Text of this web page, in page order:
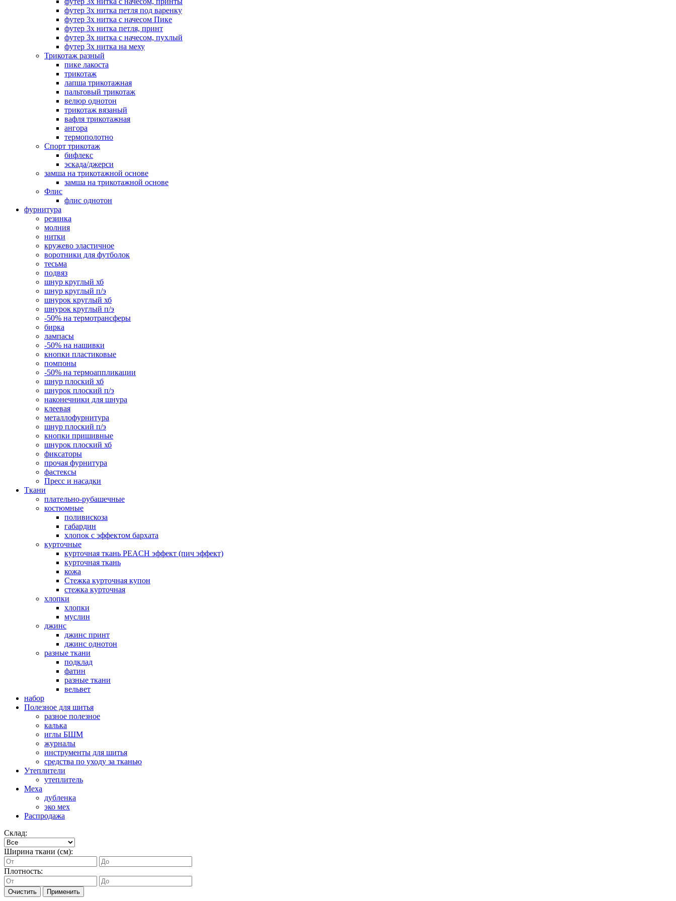
футер 3х нитка петля под варенку
футер 3х нитка с начесом Пике
футер 3х нитка петля, принт
футер 3х нитка с начесом, пухлый
футер 3х нитка на меху
Трикотаж разный
пике лакоста
трикотаж
лапша трикотажная
пальтовый трикотаж
велюр однотон
трикотаж вязаный
вафля трикотажная
ангора
термополотно
Спорт трикотаж
бифлекс
эскада/джерси
замша на трикотажной основе
замша на трикотажной основе
Флис
флис однотон
фурнитура
резинка
молния
нитки
кружево эластичное
воротники для футболок
тесьма
подвяз
шнур круглый хб
шнур круглый п/э
шнурок круглый хб
шнурок круглый п/э
-50% на термотрансферы
бирка
лампасы
-50% на нашивки
кнопки пластиковые
помпоны
-50% на термоаппликации
шнур плоский хб
шнурок плоский п/э
наконечники для шнура
клеевая
металлофурнитура
шнур плоский п/э
кнопки пришивные
шнурок плоский хб
фиксаторы
прочая фурнитура
фастексы
Пресс и насадки
Ткани
плательно-рубашечные
костюмные
поливискоза
габардин
хлопок с эффектом бархата
курточные
курточная ткань PEACH эффект (пич эффект)
курточная ткань
кожа
Стежка курточная купон
стежка курточная
хлопки
хлопки
муслин
джинс
джинс принт
джинс однотон
разные ткани
подклад
фатин
разные ткани
вельвет
набор
Полезное для шитья
разное полезное
калька
иглы БШМ
журналы
инструменты для шитья
средства по уходу за тканью
Утеплители
утеплитель
Меха
дубленка
эко мех
Распродажа
Склад:
Ширина ткани (см):
Плотность:
Очистить Применить